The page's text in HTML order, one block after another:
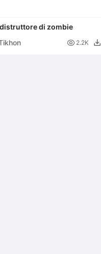
di zombie
 2.2K 